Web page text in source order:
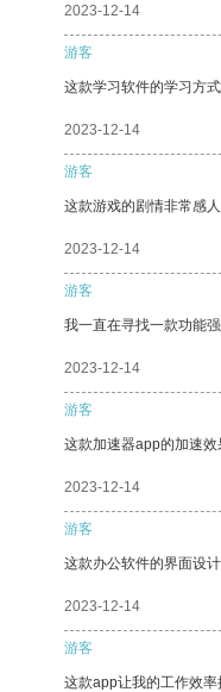
2023-12-14
游客
这款学习软件的学习方
2023-12-14
游客
这款游戏的剧情非常感
2023-12-14
游客
我一直在寻找一款功能
2023-12-14
游客
这款加速器app的加速
2023-12-14
游客
这款办公软件的界面设
2023-12-14
游客
这款app让我的工作效